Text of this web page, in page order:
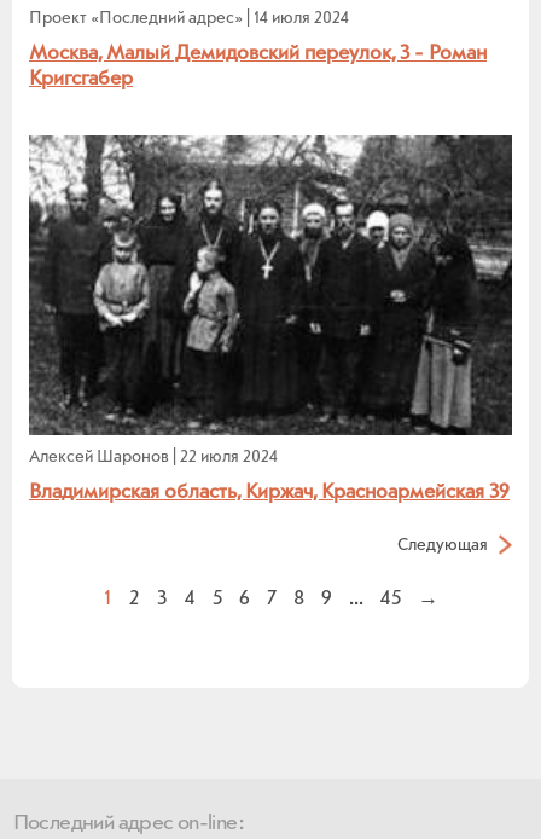
Проект «Последний адрес» 14 июля 2024
Москва, Малый Демидовский переулок, 3 - Роман
Кригсгабер
Алексей Шаронов 22 июля 2024
Владимирская область, Киржач, Красноармейская 39
Следующая
1 2 3 4 5 6 7 8 9 ... 45 →
Последний адрес on-line: